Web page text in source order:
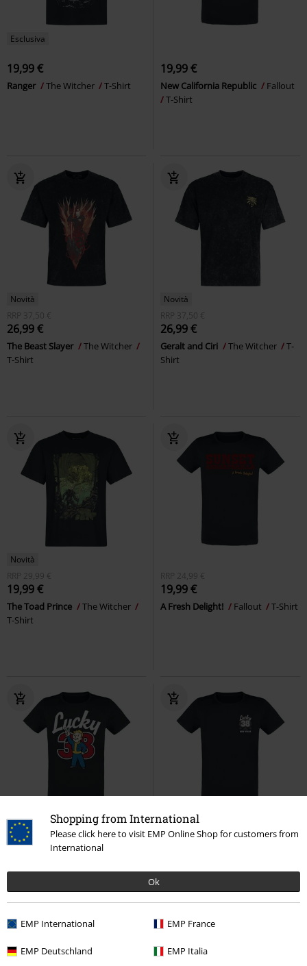
Shopping from International
Please click here to visit EMP Online Shop for customers from
International
Ok
EMP International EMP France
EMP Deutschland EMP Italia
Esclusiva
19,99 €
Ranger The Witcher T-Shirt
19,99 €
New California Republic
Fallout
T-Shirt
Novità
RRP
37,50 €
26,99 €
The Beast Slayer
The Witcher
T-Shirt
Novità
RRP
37,50 €
26,99 €
Geralt and Ciri The Witcher
T-
Shirt
Novità
RRP
29,99 €
19,99 €
The Toad Prince
The Witcher
T-Shirt
RRP 24,99 €
19,99 €
A Fresh Delight! Fallout T-Shirt
%
16,99 €